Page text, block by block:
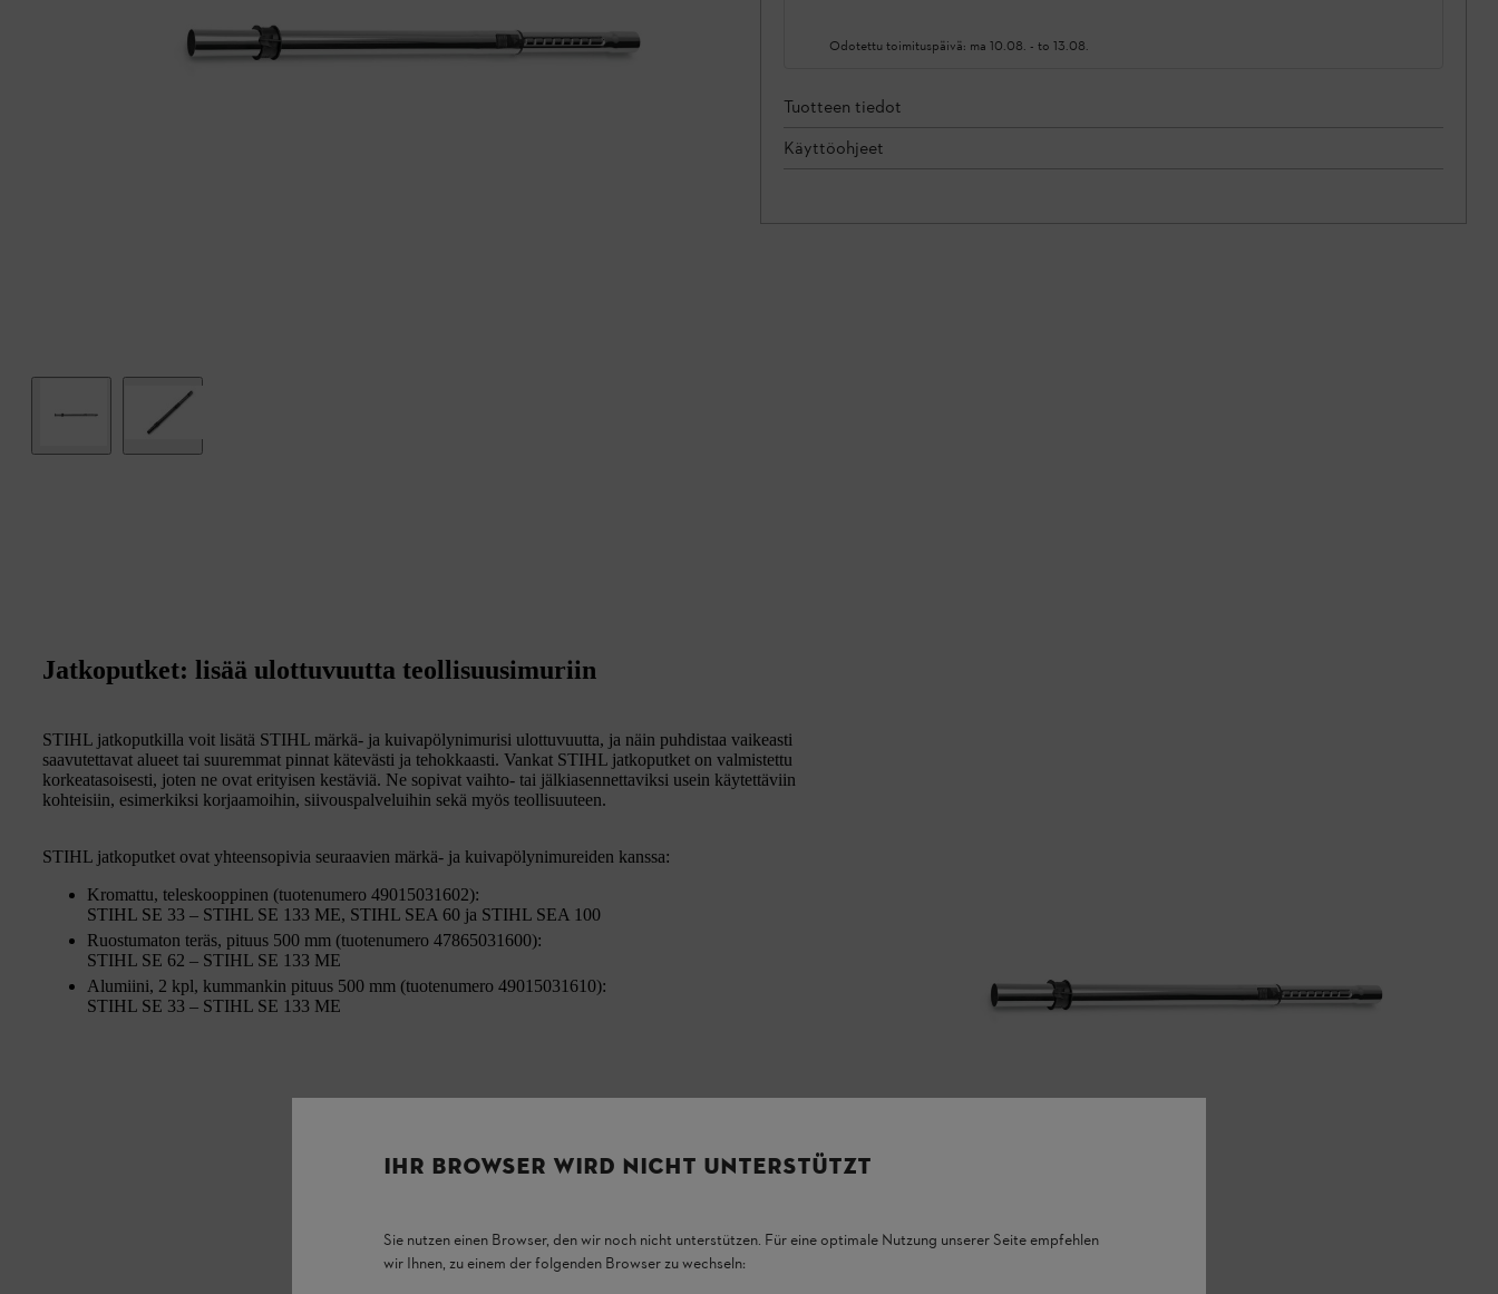
Odotettu toimituspäivä: ma 10.08. - to 13.08.
Tuotteen tiedot
Käyttöohjeet
Jatkoputket: lisää ulottuvuutta teollisuusimuriin
STIHL jatkoputkilla voit lisätä STIHL märkä- ja kuivapölynimurisi ulottuvuutta, ja näin puhdistaa vaikeasti
saavutettavat alueet tai suuremmat pinnat kätevästi ja tehokkaasti. Vankat STIHL jatkoputket on valmistettu
korkeatasoisesti, joten ne ovat erityisen kestäviä. Ne sopivat vaihto- tai jälkiasennettaviksi usein käytettäviin
kohteisiin, esimerkiksi korjaamoihin, siivouspalveluihin sekä myös teollisuuteen.
STIHL jatkoputket ovat yhteensopivia seuraavien märkä- ja kuivapölynimureiden kanssa:
Kromattu, teleskooppinen (tuotenumero 49015031602):
STIHL SE 33 – STIHL SE 133 ME, STIHL SEA 60 ja STIHL SEA 100
Ruostumaton teräs, pituus 500 mm (tuotenumero 47865031600):
STIHL SE 62 – STIHL SE 133 ME
Alumiini, 2 kpl, kummankin pituus 500 mm (tuotenumero 49015031610):
STIHL SE 33 – STIHL SE 133 ME
IHR BROWSER WIRD NICHT UNTERSTÜTZT
Sie nutzen einen Browser, den wir noch nicht unterstützen. Für eine optimale Nutzung unserer Seite empfehlen
wir Ihnen, zu einem der folgenden Browser zu wechseln: